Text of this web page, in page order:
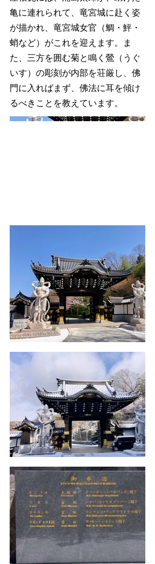
亀に連れられて、竜宮城に赴く姿
が描かれ、竜宮城女官（鯛・鮃・
蛸など）がこれを迎えます。ま
た、三方を囲む菊と鳴く鶯（うぐ
いす）の彫刻が内部を荘厳し、佛
門に入ればまず、佛法に耳を傾け
るべきことを教えています。